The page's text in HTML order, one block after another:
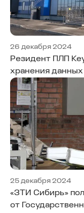
26 декабря 2024
Резидент ПЛП
хранения данных
25 декабря 2024
«ЗТИ Сибирь»
от